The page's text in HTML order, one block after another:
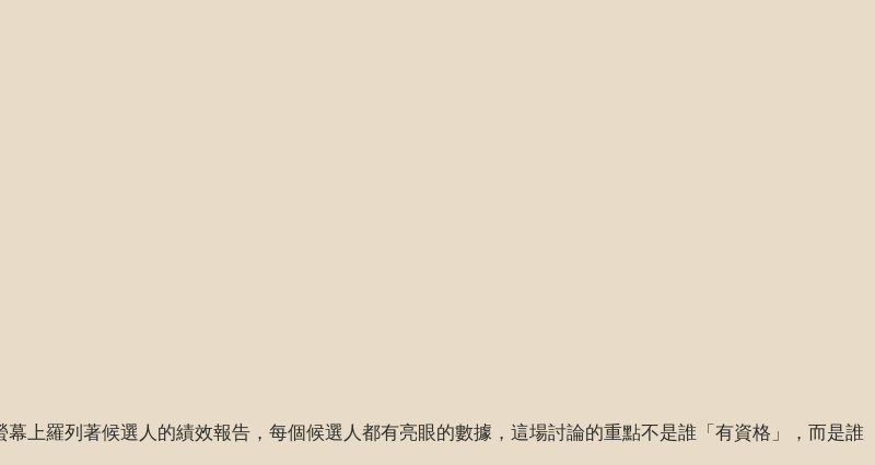
上羅列著候選人的績效報告，每個候選人都有亮眼的數據，這場討論的重點不是誰「有資格」，而是誰